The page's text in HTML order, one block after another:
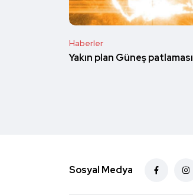
Haberler
Yakın plan Güneş patlaması
Sosyal Medya